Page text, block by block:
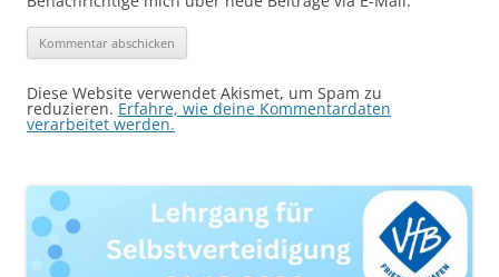
Diese Website verwendet Akismet, um Spam zu
reduzieren. Erfahre, wie deine Kommentardaten
verarbeitet werden.